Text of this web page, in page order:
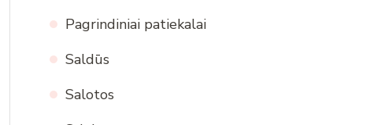
Pagrindiniai patiekalai
Saldūs
Salotos